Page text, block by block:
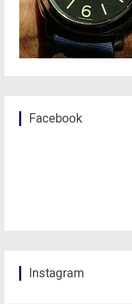
Facebook
Instagram